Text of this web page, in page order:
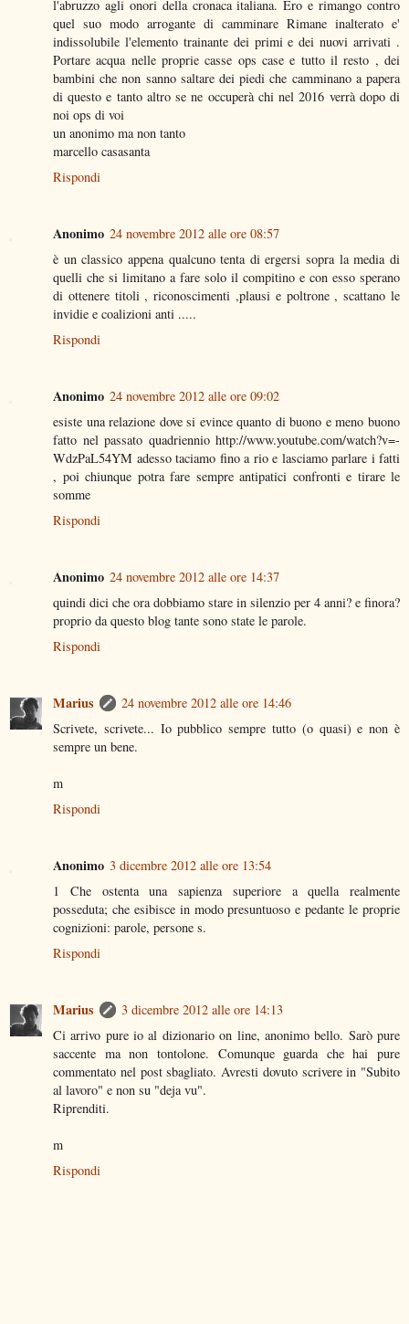
l'abruzzo agli onori della cronaca italiana. Ero e rimango contro
quel suo modo arrogante di camminare Rimane inalterato e'
indissolubile l'elemento trainante dei primi e dei nuovi arrivati .
Portare acqua nelle proprie casse ops case e tutto il resto , dei
bambini che non sanno saltare dei piedi che camminano a papera
di questo e tanto altro se ne occuperà chi nel 2016 verrà dopo di
noi ops di voi
un anonimo ma non tanto
marcello casasanta
Rispondi
Anonimo 24 novembre 2012 alle ore 08:57
è un classico appena qualcuno tenta di ergersi sopra la media di
quelli che si limitano a fare solo il compitino e con esso sperano
di ottenere titoli , riconoscimenti ,plausi e poltrone , scattano le
invidie e coalizioni anti .....
Rispondi
Anonimo 24 novembre 2012 alle ore 09:02
esiste una relazione dove si evince quanto di buono e meno buono
fatto nel passato quadriennio http://www.youtube.com/watch?v=-
WdzPaL54YM adesso taciamo fino a rio e lasciamo parlare i fatti
, poi chiunque potra fare sempre antipatici confronti e tirare le
somme
Rispondi
Anonimo 24 novembre 2012 alle ore 14:37
quindi dici che ora dobbiamo stare in silenzio per 4 anni? e finora?
proprio da questo blog tante sono state le parole.
Rispondi
Marius
24 novembre 2012 alle ore 14:46
Scrivete, scrivete... Io pubblico sempre tutto (o quasi) e non è
sempre un bene.
m
Rispondi
Anonimo 3 dicembre 2012 alle ore 13:54
1 Che ostenta una sapienza superiore a quella realmente
posseduta; che esibisce in modo presuntuoso e pedante le proprie
cognizioni: parole, persone s.
Rispondi
Marius
3 dicembre 2012 alle ore 14:13
Ci arrivo pure io al dizionario on line, anonimo bello. Sarò pure
saccente ma non tontolone. Comunque guarda che hai pure
commentato nel post sbagliato. Avresti dovuto scrivere in "Subito
al lavoro" e non su "deja vu".
Riprenditi.
m
Rispondi